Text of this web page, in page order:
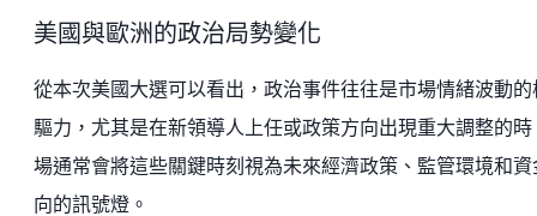
美國與歐洲的政治局勢變化
從本次美國大選可以看出，政治事件往往是市場情緒波動的
驅力，尤其是在新領導人上任或政策方向出現重大調整的時
場通常會將這些關鍵時刻視為未來經濟政策、監管環境和資
向的訊號燈。